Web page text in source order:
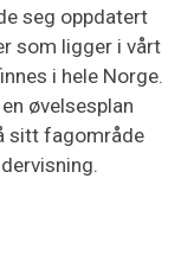
seg oppdatert
som ligger i vårt
i hele Norge.
øvelsesplan
sitt fagområde